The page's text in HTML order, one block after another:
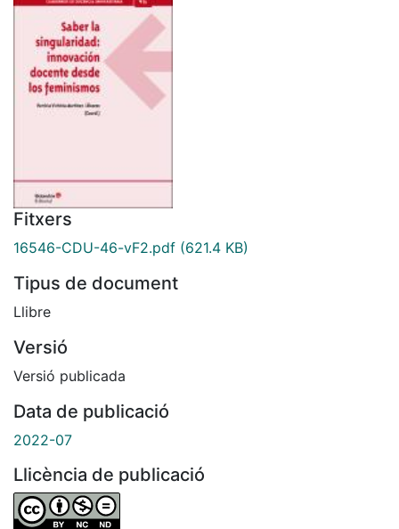
Fitxers
16546-CDU-46-vF2.pdf (621.4 KB)
Tipus de document
Llibre
Versió
Versió publicada
Data de publicació
2022-07
Llicència de publicació